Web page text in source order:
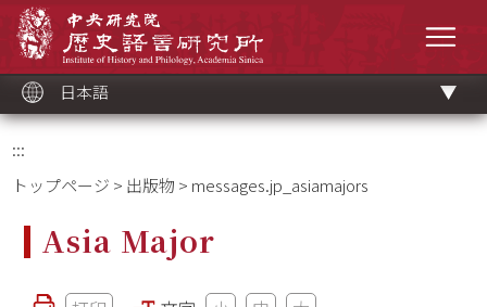
ッ
ク
日本語
:::
トップページ > 出版物 > messages.jp_asiamajors
Asia Major